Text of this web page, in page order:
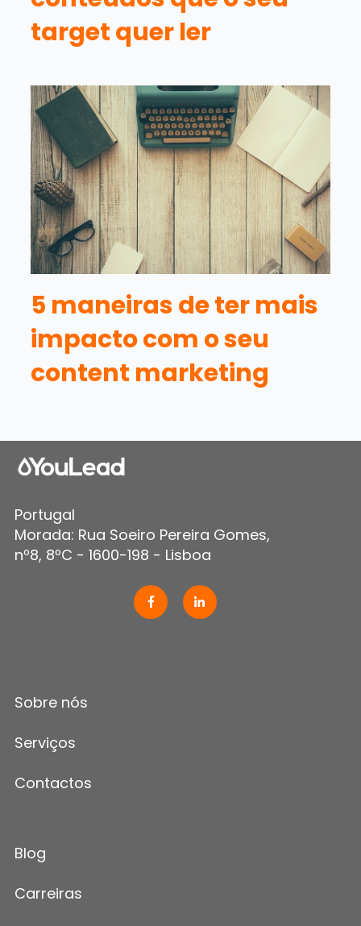
target quer ler
5 maneiras de ter mais
impacto com o seu
content marketing
Portugal
Morada: Rua Soeiro Pereira Gomes,
nº8, 8ºC - 1600-198 - Lisboa
Sobre nós
Serviços
Contactos
Blog
Carreiras